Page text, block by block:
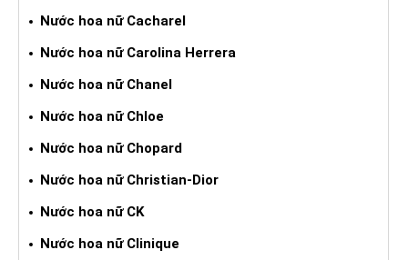
Nước hoa nữ Cacharel
Nước hoa nữ Carolina Herrera
Nước hoa nữ Chanel
Nước hoa nữ Chloe
Nước hoa nữ Chopard
Nước hoa nữ Christian-Dior
Nước hoa nữ CK
Nước hoa nữ Clinique